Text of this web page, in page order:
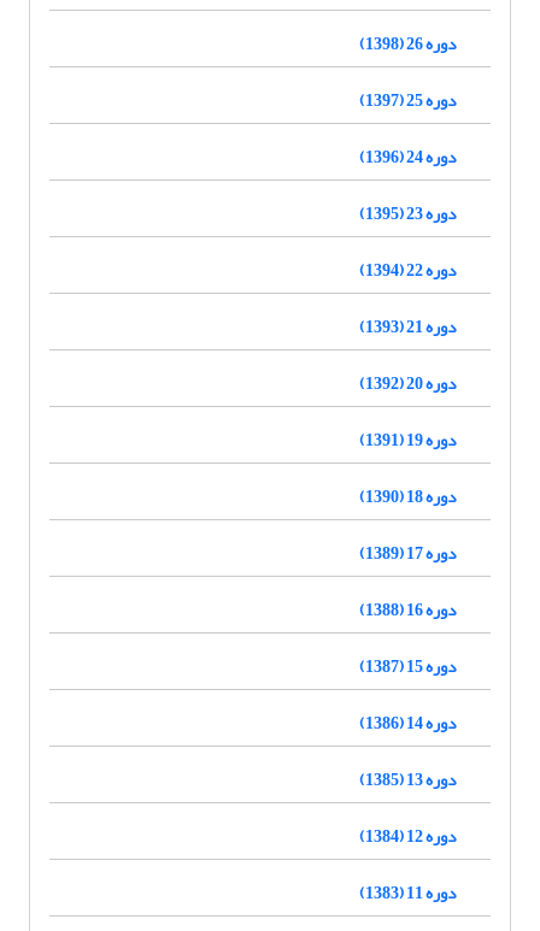
دوره 26 (1398)
دوره 25 (1397)
دوره 24 (1396)
دوره 23 (1395)
دوره 22 (1394)
دوره 21 (1393)
دوره 20 (1392)
دوره 19 (1391)
دوره 18 (1390)
دوره 17 (1389)
دوره 16 (1388)
دوره 15 (1387)
دوره 14 (1386)
دوره 13 (1385)
دوره 12 (1384)
دوره 11 (1383)